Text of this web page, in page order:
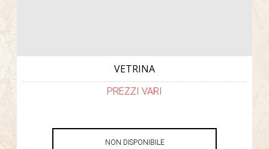
VETRINA
PREZZI VARI
NON DISPONIBILE